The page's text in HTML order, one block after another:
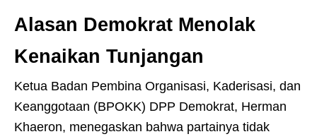
Alasan Demokrat Menolak
Kenaikan Tunjangan
Ketua Badan Pembina Organisasi, Kaderisasi, dan
Keanggotaan (BPOKK) DPP Demokrat, Herman
Khaeron, menegaskan bahwa partainya tidak